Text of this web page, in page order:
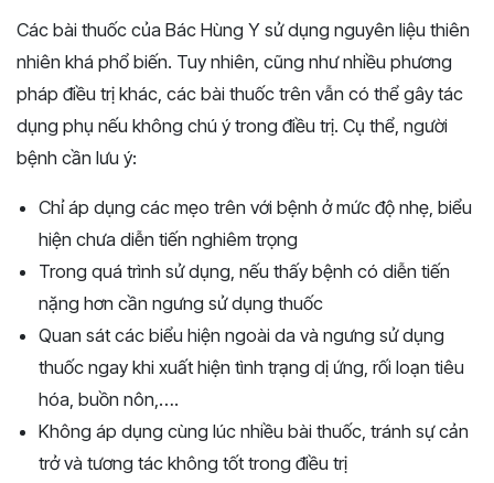
Các bài thuốc của Bác Hùng Y sử dụng nguyên liệu thiên
nhiên khá phổ biến. Tuy nhiên, cũng như nhiều phương
pháp điều trị khác, các bài thuốc trên vẫn có thể gây tác
dụng phụ nếu không chú ý trong điều trị. Cụ thể, người
bệnh cần lưu ý:
Chỉ áp dụng các mẹo trên với bệnh ở mức độ nhẹ, biểu
hiện chưa diễn tiến nghiêm trọng
Trong quá trình sử dụng, nếu thấy bệnh có diễn tiến
nặng hơn cần ngưng sử dụng thuốc
Quan sát các biểu hiện ngoài da và ngưng sử dụng
thuốc ngay khi xuất hiện tình trạng dị ứng, rối loạn tiêu
hóa, buồn nôn,….
Không áp dụng cùng lúc nhiều bài thuốc, tránh sự cản
trở và tương tác không tốt trong điều trị